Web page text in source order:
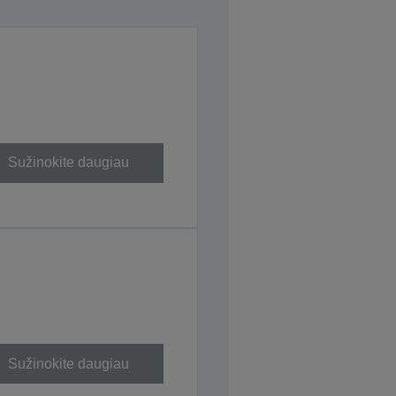
Sužinokite daugiau
Sužinokite daugiau